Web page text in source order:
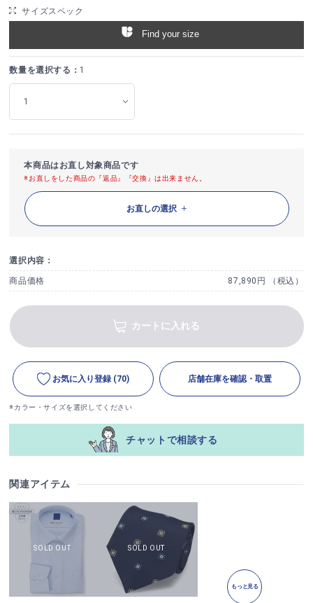
サイズスペック
Find your size
数量を選択する： 1
本商品はお直し対象商品です
※お直しをした商品の『返品』『交換』は出来ません。
お直しの選択
選択内容：
商品価格 87,890円 （税込）
カートに入れる
お気に入り登録 (70) 店舗在庫を確認・取置
※カラー・サイズを選択してください
チャットで相談する
関連アイテム
もっと見る